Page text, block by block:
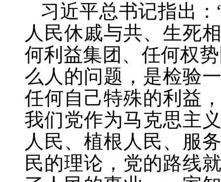
习近平总书记指出：
人民休戚与共、生死
何利益集团、任何权
么人的问题，是检验
任何自己特殊的利益
我们党作为马克思主
人民、植根人民、服
民的理论，党的路线